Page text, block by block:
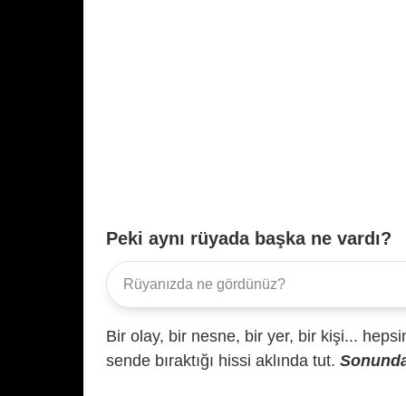
Peki aynı rüyada başka ne vardı?
Bir olay, bir nesne, bir yer, bir kişi...
sende bıraktığı hissi aklında tut.